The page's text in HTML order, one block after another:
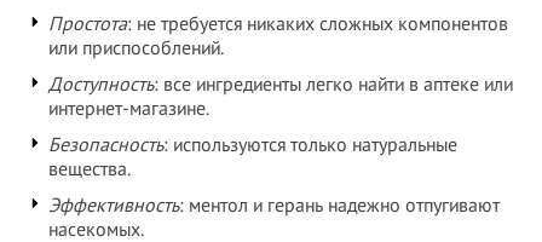
Простота: не требуется никаких сложных компонентов
или приспособлений.
Доступность: все ингредиенты легко найти в аптеке или
интернет-магазине.
Безопасность: используются только натуральные
вещества.
Эффективность: ментол и герань надежно отпугивают
насекомых.